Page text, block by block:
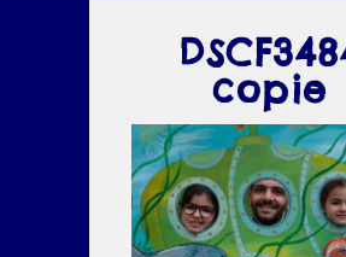
copie